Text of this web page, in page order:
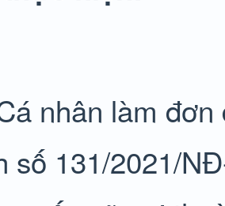
nhân làm
số 131/2021/